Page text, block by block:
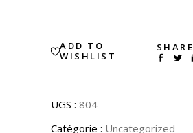
ADD TO
WISHLIST
SHARE
UGS : 804
Catégorie : Uncategorized